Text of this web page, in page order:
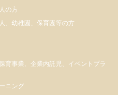
の方
、幼稚園、保育園等の方
育事業、企業内託児、イベントプラ
ニング